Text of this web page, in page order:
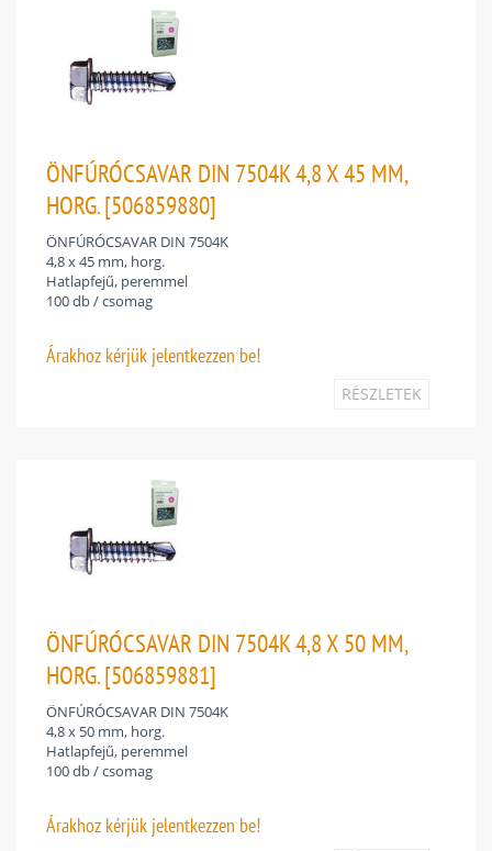
ÖNFÚRÓCSAVAR DIN 7504K 4,8 X 45 MM,
HORG. [506859880]
ÖNFÚRÓCSAVAR DIN 7504K
4,8 x 45 mm, horg.
Hatlapfejű, peremmel
100 db / csomag
Árakhoz kérjük jelentkezzen be!
RÉSZLETEK
ÖNFÚRÓCSAVAR DIN 7504K 4,8 X 50 MM,
HORG. [506859881]
ÖNFÚRÓCSAVAR DIN 7504K
4,8 x 50 mm, horg.
Hatlapfejű, peremmel
100 db / csomag
Árakhoz kérjük jelentkezzen be!